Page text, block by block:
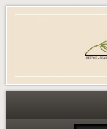
Dress-